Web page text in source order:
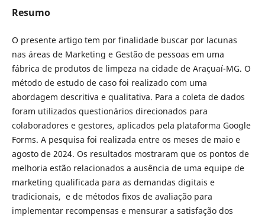
Resumo
O presente artigo tem por finalidade buscar por lacunas
nas áreas de Marketing e Gestão de pessoas em uma
fábrica de produtos de limpeza na cidade de Araçuaí-MG. O
método de estudo de caso foi realizado com uma
abordagem descritiva e qualitativa. Para a coleta de dados
foram utilizados questionários direcionados para
colaboradores e gestores, aplicados pela plataforma Google
Forms. A pesquisa foi realizada entre os meses de maio e
agosto de 2024. Os resultados mostraram que os pontos de
melhoria estão relacionados a ausência de uma equipe de
marketing qualificada para as demandas digitais e
tradicionais, e de métodos fixos de avaliação para
implementar recompensas e mensurar a satisfação dos